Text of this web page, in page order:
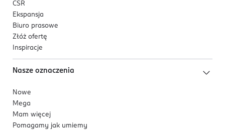
CSR
Ekspansja
Biuro prasowe
Złóż ofertę
Inspiracje
Nasze oznaczenia
Nowe
Mega
Mam więcej
Pomagamy jak umiemy